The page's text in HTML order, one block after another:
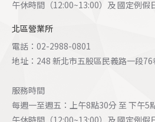
午休時間（12:00~13:00）及 國定例假
北區營業所
電話：02-2988-0801
地址：248 新北市五股區民義路一段
服務時間
每週一至週五：上午8點30分 至 下午5
午休時間（12:00~13:00）及 國定例假